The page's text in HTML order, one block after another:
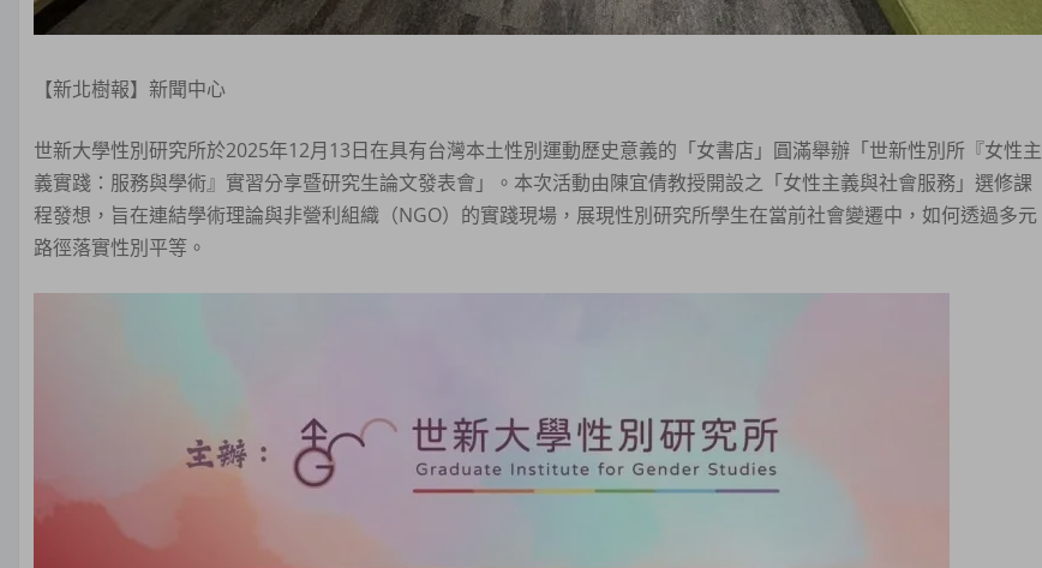
【新北樹報】新聞中心
世新大學性別研究所於2025年12月13日在具有台灣本土性別運動歷史意義的「女書店」圓滿舉辦「世新性別所『女性主
義實踐：服務與學術』實習分享暨研究生論文發表會」。本次活動由陳宜倩教授開設之「女性主義與社會服務」選修課
程發想，旨在連結學術理論與非營利組織（NGO）的實踐現場，展現性別研究所學生在當前社會變遷中，如何透過多元
路徑落實性別平等。